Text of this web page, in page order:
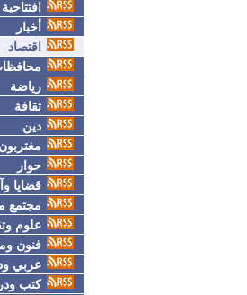
افتتاحية
أخبار
اقتصاد
رياضة
ثقافة
دين
مغتربون
حوار
قضايا
مجتمع
علوم
فنون
عربي
كتب